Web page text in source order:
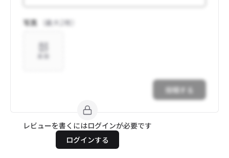
写真 （最大 枚）
投稿する
レビューを書くにはログインが必要です
ログインする